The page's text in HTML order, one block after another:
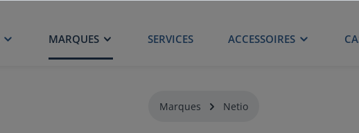
MARQUES SERVICES ACCESSOIRES
Marques Netio